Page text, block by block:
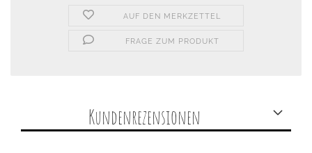
AUF DEN MERKZETTEL
FRAGE ZUM PRODUKT
Kundenrezensionen